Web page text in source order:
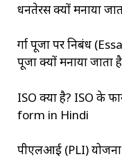
धनतेरस क्यों मनाया
दुर्गा पूजा पर निबंध
पूजा क्यों मनाया जाता
ISO क्या है? ISO के
form in Hindi
पीएलआई (PLI) योजना